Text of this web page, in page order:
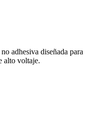
adhesiva diseñada para
alto voltaje.